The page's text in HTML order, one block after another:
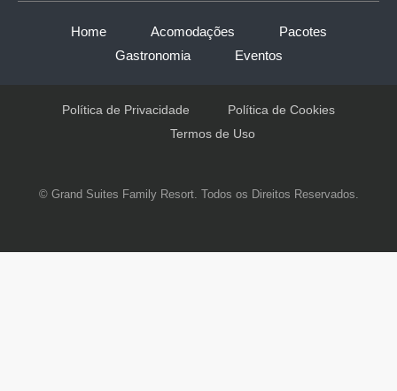
Home Acomodações
Pacotes
Gastronomia
Eventos
Política de Privacidade
Política de Cookies
Termos de Uso
© Grand Suites Family Resort. Todos os Direitos Reservados.